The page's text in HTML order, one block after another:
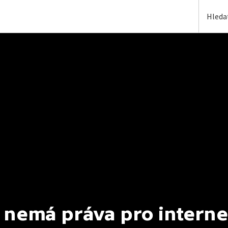
nemá práva pro